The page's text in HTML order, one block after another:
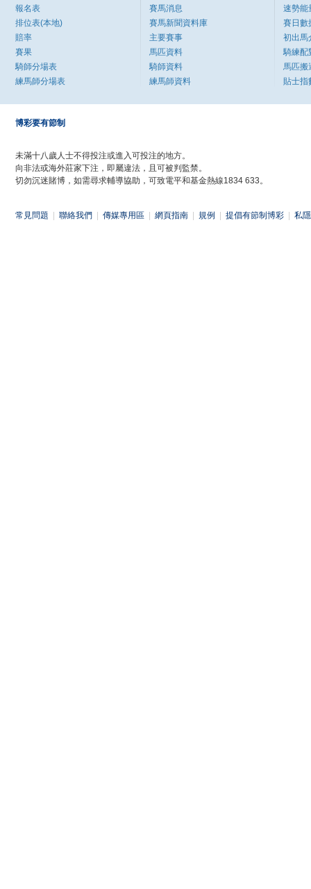
報名表
排位表(本地)
賠率
賽果
騎師分場表
練馬師分場表
賽馬消息
賽馬新聞資料庫
主要賽事
馬匹資料
騎師資料
練馬師資料
速勢能
賽日數
初出馬
騎練配
馬匹搬
貼士指
博彩要有節制
未滿十八歲人士不得投注或進入可投注的地方。
向非法或海外莊家下注，即屬違法，且可被判監禁。
切勿沉迷賭博，如需尋求輔導協助，可致電平和基金熱線1834 633。
常見問題 聯絡我們 傳媒專用區 網頁指南 規例 提倡有節制博彩 私